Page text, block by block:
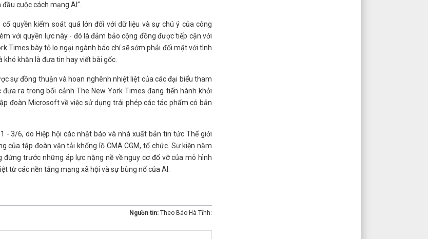
cuộc cách mạng AI”.
quyền kiểm soát quá lớn đối với dữ liệu và sự chú ý của công
với quyền lực này - đó là đảm bảo cộng đồng được tiếp cận với
Times bày tỏ lo ngại ngành báo chí sẽ sớm phải đối mặt với tình
khăn là đưa tin hay viết bài gốc.
sự đồng thuận và hoan nghênh nhiệt liệt của các đại biểu tham
ra trong bối cảnh The New York Times đang tiến hành khởi
đoàn Microsoft về việc sử dụng trái phép các tác phẩm có bản
- 3/6, do Hiệp hội các nhật báo và nhà xuất bản tin tức Thế giới
của tập đoàn vận tải khổng lồ CMA CGM, tổ chức. Sự kiện năm
trước những áp lực nặng nề về nguy cơ đổ vỡ của mô hình
từ các nền tảng mạng xã hội và sự bùng nổ của AI.
Nguồn tin: Theo Báo Hà Tĩnh: